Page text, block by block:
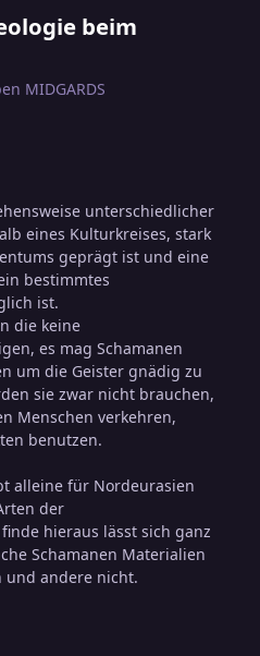
beim
MIDGARDS
unterschiedlicher
eines Kulturkreises, stark
geprägt ist und eine
bestimmtes
ist.
die keine
es mag Schamanen
um die Geister gnädig zu
sie zwar nicht brauchen,
Menschen verkehren,
benutzen.
alleine für Nordeurasien
der
hieraus lässt sich ganz
Schamanen Materialien
und andere nicht.